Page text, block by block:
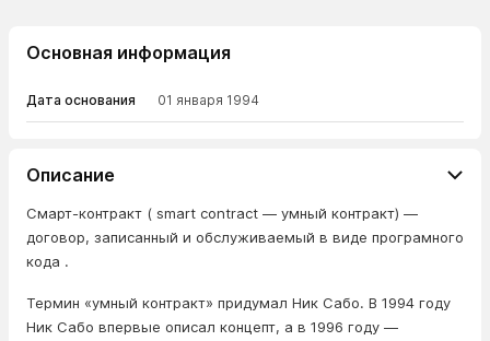
Основная информация
Дата основания 01 января 1994
Описание
Смарт-контракт ( smart contract — умный контракт) —
договор, записанный и обслуживаемый в виде програмного
кода .
Термин «умный контракт» придумал Ник Сабо. В 1994 году
Ник Сабо впервые описал концепт, а в 1996 году —